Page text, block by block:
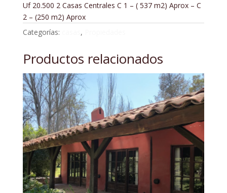
Uf 20.500 2 Casas Centrales C 1 – ( 537 m2) Aprox – C
2 – (250 m2) Aprox
Categorías:
,
Productos relacionados